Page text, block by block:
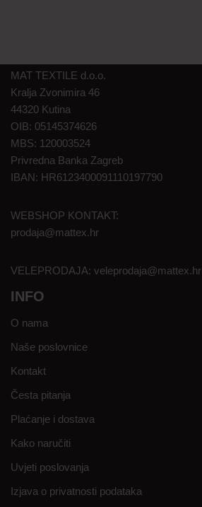
MAT TEXTILE d.o.o.
Kralja Zvonimira 46
44320 Kutina
OIB: 05145374626
MBS: 120003524
Privredna Banka Zagreb
IBAN: HR6123400091110197790
WEBSHOP KONTAKT:
prodaja@mattex.hr
VELEPRODAJA: veleprodaja@mattex.hr
INFO
O nama
Naše poslovnice
Kontakt
Česta pitanja
Plaćanje i dostava
Kako naručiti
Uvjeti poslovanja
Izjava o privatnosti podataka